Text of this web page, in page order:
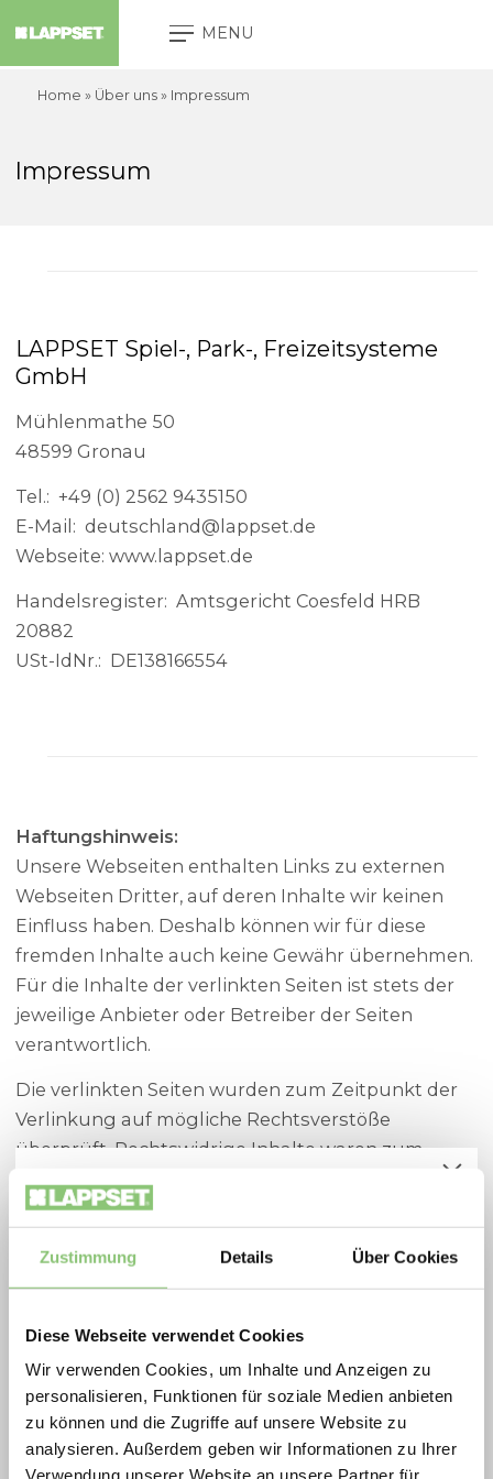
Zustimmung Details Über Cookies
Diese Webseite verwendet Cookies
Wir verwenden Cookies, um Inhalte und Anzeigen zu
personalisieren, Funktionen für soziale Medien anbieten
zu können und die Zugriffe auf unsere Website zu
analysieren. Außerdem geben wir Informationen zu Ihrer
Verwendung unserer Website an unsere Partner für
MENU
Home » Über uns » Impressum
Impressum
LAPPSET Spiel-, Park-, Freizeitsysteme
GmbH
Mühlenmathe 50
48599 Gronau
Tel.: +49 (0) 2562 9435150
E-Mail: deutschland@lappset.de
Webseite: www.lappset.de
Handelsregister: Amtsgericht Coesfeld HRB
20882
USt-IdNr.: DE138166554
Haftungshinweis:
Unsere Webseiten enthalten Links zu externen
Webseiten Dritter, auf deren Inhalte wir keinen
Einfluss haben. Deshalb können wir für diese
fremden Inhalte auch keine Gewähr übernehmen.
Für die Inhalte der verlinkten Seiten ist stets der
jeweilige Anbieter oder Betreiber der Seiten
verantwortlich.
Die verlinkten Seiten wurden zum Zeitpunkt der
Verlinkung auf mögliche Rechtsverstöße
überprüft. Rechtswidrige Inhalte waren zum
Zeitpunkt der Verlinkung nicht erkennbar.
Eine permanente inhaltliche Kontrolle der
verlinkten Seiten ist jedoch ohne konkrete
Anhaltspunkte einer Rechtsverletzung nicht
Rechtsverletzungen werden wir derartige Links
umgehend entfernen.
Für weitere Fragen oder Informationen stehen
wir Ihnen gerne zur Verfügung.
Spielplatzoffensive 2026
Zukunftsfähige Spielräume zu besonders
attraktiven Konditionen: Die Lappset
Spielplatzoffensive vereint Qualität,
ausgewählten Aktionsprodukten.
2026 profitieren Gemeinden, Schulen, Planer
und Betreiber von extra scharf kalkulierten
Preisen auf langlebige, geprüfte